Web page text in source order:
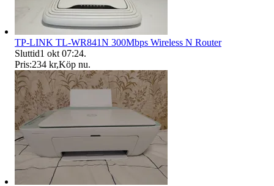
TP-LINK TL-WR841N 300Mbps Wireless N Router
Sluttid1 okt 07:24.
Pris:234 kr,Köp nu.